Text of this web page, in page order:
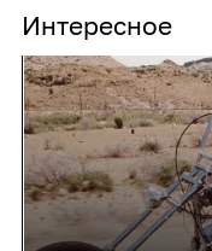
Интересное